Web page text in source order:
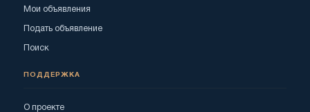
Мои объявления
Подать объявление
Поиск
ПОДДЕРЖКА
О проекте